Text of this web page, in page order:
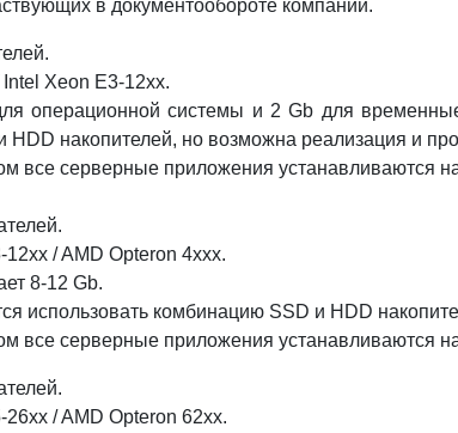
в документообороте компании.
Xeon E3-12xx.
операционной системы и 2 Gb для
HDD накопителей, но возможна реализация и
все серверные приложения устанавливаются
/ AMD Opteron 4ххх.
8-12 Gb.
использовать комбинацию SSD и HDD
все серверные приложения устанавливаются
/ AMD Opteron 62хх.